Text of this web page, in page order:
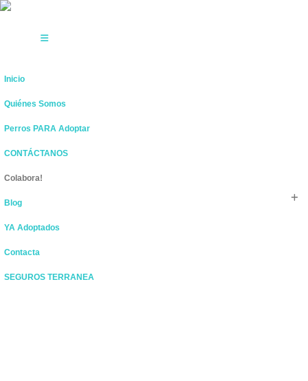
Inicio
Quiénes Somos
Perros PARA Adoptar
CONTÁCTANOS
Colabora!
Blog
YA Adoptados
Contacta
SEGUROS TERRANEA